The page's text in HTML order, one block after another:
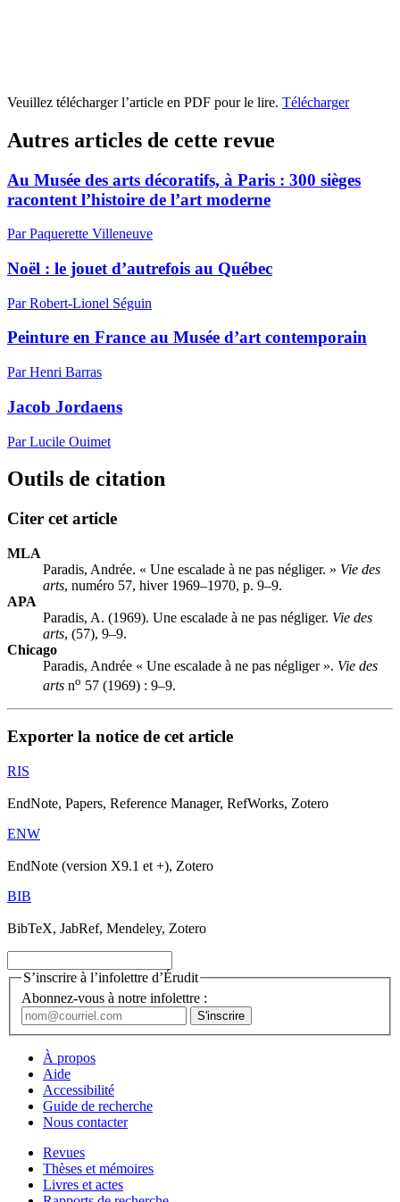
Veuillez télécharger l’article en PDF pour le lire. Télécharger
Autres articles de cette revue
Au Musée des arts décoratifs, à Paris : 300 sièges
racontent l’histoire de l’art moderne
Par Paquerette Villeneuve
Noël : le jouet d’autrefois au Québec
Par Robert-Lionel Séguin
Peinture en France au Musée d’art contemporain
Par Henri Barras
Jacob Jordaens
Par Lucile Ouimet
Outils de citation
Citer cet article
MLA
Paradis, Andrée. « Une escalade à ne pas négliger. » Vie des
arts, numéro 57, hiver 1969–1970, p. 9–9.
APA
Paradis, A. (1969). Une escalade à ne pas négliger. Vie des
arts, (57), 9–9.
Chicago
Paradis, Andrée « Une escalade à ne pas négliger ». Vie des
arts no 57 (1969) : 9–9.
Exporter la notice de cet article
RIS
EndNote, Papers, Reference Manager, RefWorks, Zotero
ENW
EndNote (version X9.1 et +), Zotero
BIB
BibTeX, JabRef, Mendeley, Zotero
S’inscrire à l’infolettre d’Érudit
Abonnez-vous à notre infolettre :
À propos
Aide
Accessibilité
Guide de recherche
Nous contacter
Revues
Thèses et mémoires
Livres et actes